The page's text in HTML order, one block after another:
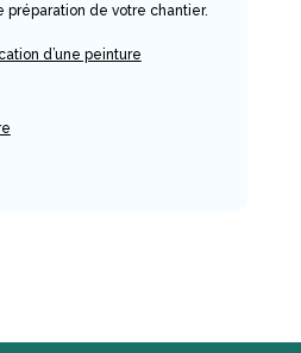
préparation de votre chantier.
d’une peinture